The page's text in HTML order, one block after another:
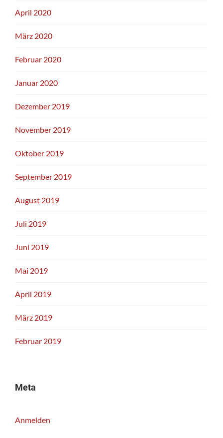
April 2020
März 2020
Februar 2020
Januar 2020
Dezember 2019
November 2019
Oktober 2019
September 2019
August 2019
Juli 2019
Juni 2019
Mai 2019
April 2019
März 2019
Februar 2019
Meta
Anmelden